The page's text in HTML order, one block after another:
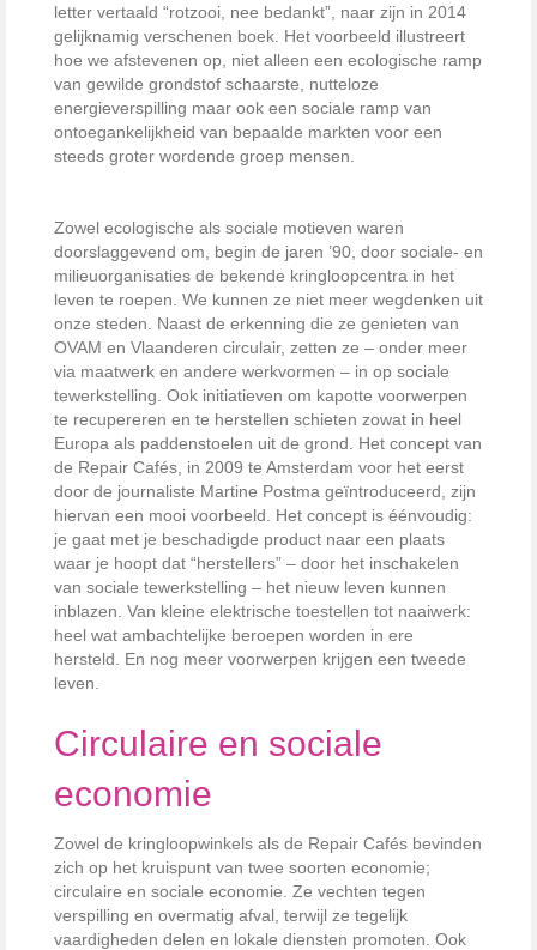
letter vertaald “rotzooi, nee bedankt”, naar zijn in 2014
gelijknamig verschenen boek. Het voorbeeld illustreert
hoe we afstevenen op, niet alleen een ecologische ramp
van gewilde grondstof schaarste, nutteloze
energieverspilling maar ook een sociale ramp van
ontoegankelijkheid van bepaalde markten voor een
steeds groter wordende groep mensen.
Zowel ecologische als sociale motieven waren
doorslaggevend om, begin de jaren ’90, door sociale- en
milieuorganisaties de bekende kringloopcentra in het
leven te roepen. We kunnen ze niet meer wegdenken uit
onze steden. Naast de erkenning die ze genieten van
OVAM en Vlaanderen circulair, zetten ze – onder meer
via maatwerk en andere werkvormen – in op sociale
tewerkstelling. Ook initiatieven om kapotte voorwerpen
te recupereren en te herstellen schieten zowat in heel
Europa als paddenstoelen uit de grond. Het concept van
de Repair Cafés, in 2009 te Amsterdam voor het eerst
door de journaliste Martine Postma geïntroduceerd, zijn
hiervan een mooi voorbeeld. Het concept is éénvoudig:
je gaat met je beschadigde product naar een plaats
waar je hoopt dat “herstellers” – door het inschakelen
van sociale tewerkstelling – het nieuw leven kunnen
inblazen. Van kleine elektrische toestellen tot naaiwerk:
heel wat ambachtelijke beroepen worden in ere
hersteld. En nog meer voorwerpen krijgen een tweede
leven.
Circulaire en sociale
economie
Zowel de kringloopwinkels als de Repair Cafés bevinden
zich op het kruispunt van twee soorten economie;
circulaire en sociale economie. Ze vechten tegen
verspilling en overmatig afval, terwijl ze tegelijk
vaardigheden delen en lokale diensten promoten. Ook